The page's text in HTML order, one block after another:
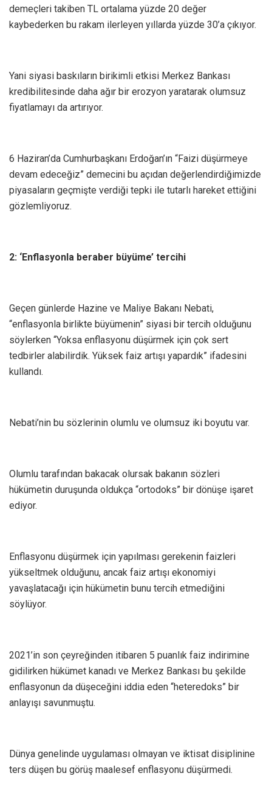
demeçleri takiben TL ortalama yüzde 20 değer
kaybederken bu rakam ilerleyen yıllarda yüzde 30’a çıkıyor.
Yani siyasi baskıların birikimli etkisi Merkez Bankası
kredibilitesinde daha ağır bir erozyon yaratarak olumsuz
fiyatlamayı da artırıyor.
6 Haziran’da Cumhurbaşkanı Erdoğan’ın “Faizi düşürmeye
devam edeceğiz” demecini bu açıdan değerlendirdiğimizde
piyasaların geçmişte verdiği tepki ile tutarlı hareket ettiğini
gözlemliyoruz.
2: ‘Enflasyonla beraber büyüme’ tercihi
Geçen günlerde Hazine ve Maliye Bakanı Nebati,
“enflasyonla birlikte büyümenin” siyasi bir tercih olduğunu
söylerken “Yoksa enflasyonu düşürmek için çok sert
tedbirler alabilirdik. Yüksek faiz artışı yapardık” ifadesini
kullandı.
Nebati’nin bu sözlerinin olumlu ve olumsuz iki boyutu var.
Olumlu tarafından bakacak olursak bakanın sözleri
hükümetin duruşunda oldukça “ortodoks” bir dönüşe işaret
ediyor.
Enflasyonu düşürmek için yapılması gerekenin faizleri
yükseltmek olduğunu, ancak faiz artışı ekonomiyi
yavaşlatacağı için hükümetin bunu tercih etmediğini
söylüyor.
2021’in son çeyreğinden itibaren 5 puanlık faiz indirimine
gidilirken hükümet kanadı ve Merkez Bankası bu şekilde
enflasyonun da düşeceğini iddia eden “heteredoks” bir
anlayışı savunmuştu.
Dünya genelinde uygulaması olmayan ve iktisat disiplinine
ters düşen bu görüş maalesef enflasyonu düşürmedi.